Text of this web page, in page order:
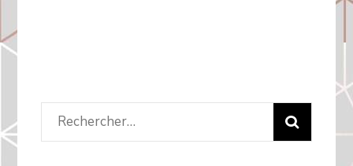
Rechercher
: